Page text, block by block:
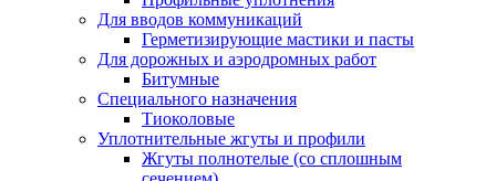
Для вводов коммуникаций
Герметизирующие мастики и пасты
Для дорожных и аэродромных работ
Битумные
Специального назначения
Тиоколовые
Уплотнительные жгуты и профили
Жгуты полнотелые (со сплошным